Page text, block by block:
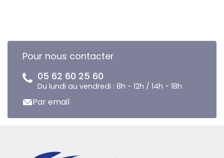
Pour nous contacter
05 62 60 25 60
Du lundi au vendredi : 8h - 12h / 14h - 18h
Par email